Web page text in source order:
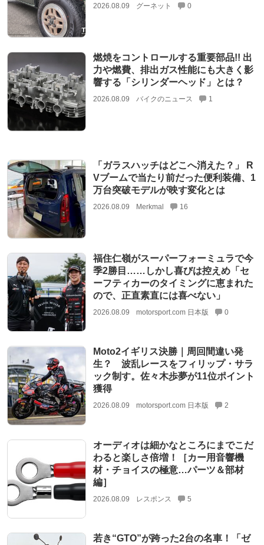
2026.08.09 グーネット 0
燃焼をコントロールする重要部品!! 出
力や燃費、排出ガス性能にも大きく影
響する「シリンダーヘッド」とは？
2026.08.09 バイクのニュース 1
「ガラスハッチはどこへ消えた？」 R
Vブームで当たり前だった便利装備、1
万台突破モデルが映す変化とは
2026.08.09 Merkmal 16
福住仁嶺がスーパーフォーミュラで今
季2勝目……しかし喜びは控えめ「セ
ーフティカーのタイミングに恵まれた
ので、正直素直には喜べない」
2026.08.09 motorsport.com 日本版 0
Moto2イギリス決勝｜周回間違い発
生？ 波乱レースをフィリップ・サラ
ック制す。佐々木歩夢が11位ポイント
獲得
2026.08.09 motorsport.com 日本版 2
オーディオは細かなところにまでこだ
わると楽しさ倍増！［カー用音響機
材・チョイスの極意…パーツ＆部材
編］
2026.08.09 レスポンス 5
若き“GTO”が跨った2台の名車！「ゼ